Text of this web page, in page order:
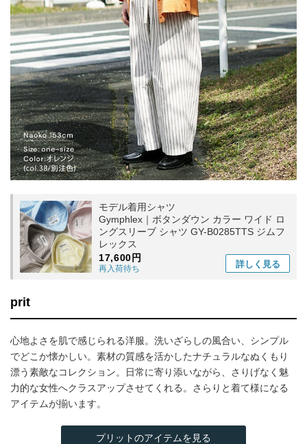
モデル着用シャツ
Gymphlex｜ボタンダウン カラー ワイド ロ
ングスリーブ シャツ GY-B0285TTS ジムフ
レックス
17,600円
再入荷待ち 詳しく 見る
prit
心地よさを肌で感じられる洋服。洗いざらしの風合い、シンプル
でどこか懐かしい。素材の質感を活かしたナチュラルなぬくもり
漂う素敵なコレクション。日常に寄り添いながら、さりげなく魅
力的な女性へクラスアップさせてくれる。さらりと着て様になる
アイテムが揃います。
プリットのアイテムを見る